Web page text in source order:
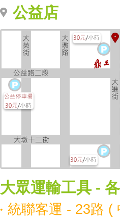
公益店
大眾運輸工具 -
統聯客運 - 23路 (